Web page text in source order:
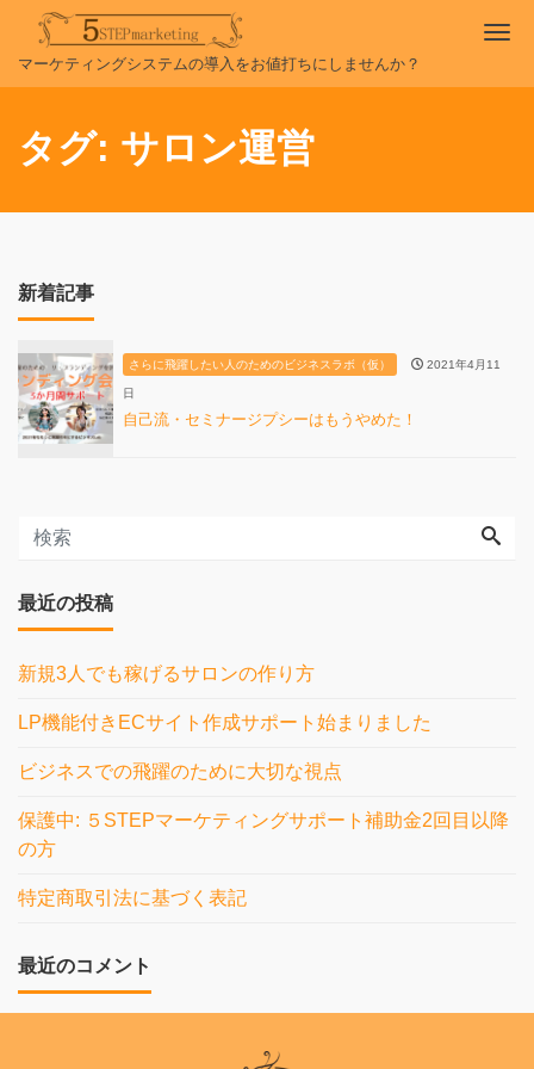
マーケティングシステムの導入をお値打ちにしませんか？
タグ: サロン運営
新着記事
さらに飛躍したい人のためのビジネスラボ（仮） 2021年4月11
日
自己流・セミナージプシーはもうやめた！
最近の投稿
新規3人でも稼げるサロンの作り方
LP機能付きECサイト作成サポート始まりました
ビジネスでの飛躍のために大切な視点
保護中: ５STEPマーケティングサポート補助金2回目以降
の方
特定商取引法に基づく表記
最近のコメント